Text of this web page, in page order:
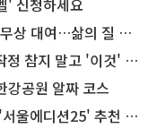
' 신청하세요
여…삶의 질 높인다
말고 '이것' 해보세요!
공원 알짜 코스
에디션25' 추천 코스